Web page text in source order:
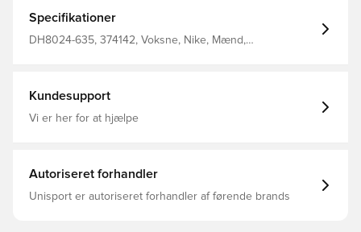
pasform Fremstillet af 100% genanvendt polyester.
Specifikationer
DH8024-635, 374142, Voksne, Nike, Mænd,
Kundesupport
Vi er her for at hjælpe
Autoriseret forhandler
Unisport er autoriseret forhandler af førende brands